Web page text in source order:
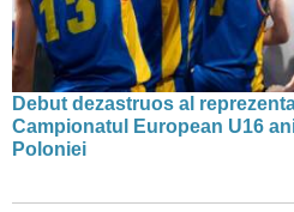
Debut dezastruos al
Campionatul European U16
Poloniei